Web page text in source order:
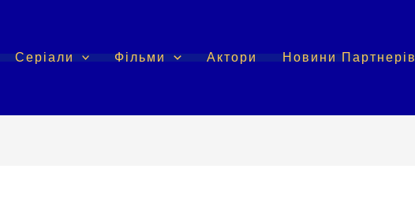
Серіали Фільми Актори Новини Партнерів